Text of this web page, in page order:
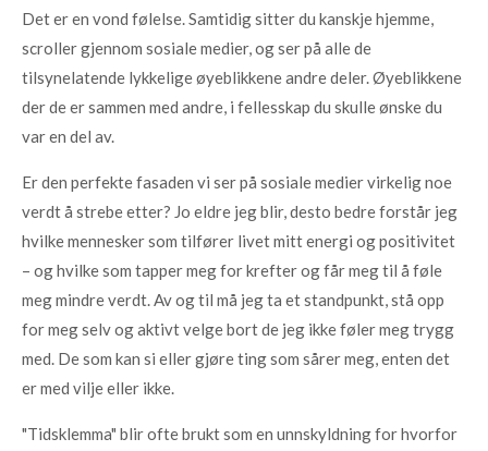
Det er en vond følelse. Samtidig sitter du kanskje hjemme,
scroller gjennom sosiale medier, og ser på alle de
tilsynelatende lykkelige øyeblikkene andre deler. Øyeblikkene
der de er sammen med andre, i fellesskap du skulle ønske du
var en del av.
Er den perfekte fasaden vi ser på sosiale medier virkelig noe
verdt å strebe etter? Jo eldre jeg blir, desto bedre forstår jeg
hvilke mennesker som tilfører livet mitt energi og positivitet
– og hvilke som tapper meg for krefter og får meg til å føle
meg mindre verdt. Av og til må jeg ta et standpunkt, stå opp
for meg selv og aktivt velge bort de jeg ikke føler meg trygg
med. De som kan si eller gjøre ting som sårer meg, enten det
er med vilje eller ikke.
"Tidsklemma" blir ofte brukt som en unnskyldning for hvorfor